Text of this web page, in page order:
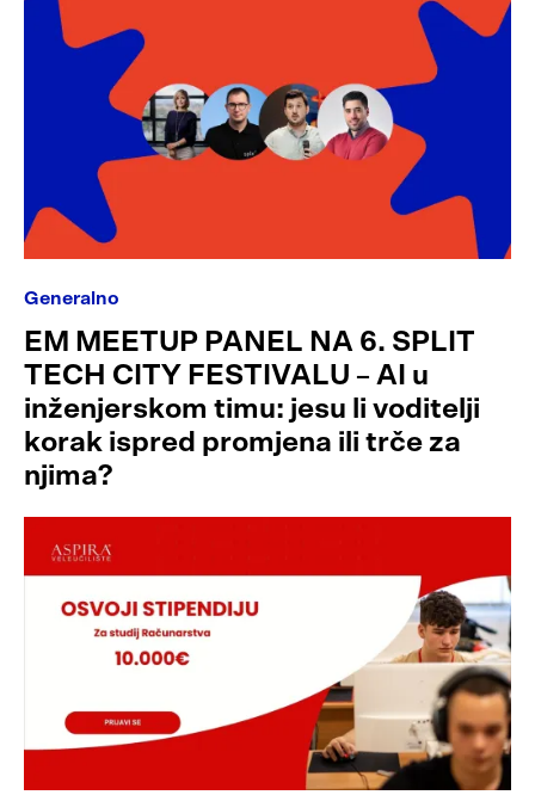
Generalno
EM MEETUP PANEL NA 6. SPLIT
TECH CITY FESTIVALU – AI u
inženjerskom timu: jesu li voditelji
korak ispred promjena ili trče za
njima?